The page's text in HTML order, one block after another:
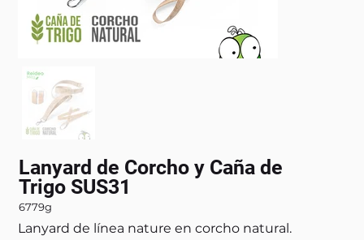
Lanyard de Corcho y Caña de
Trigo SUS31
6779g
Lanyard de línea nature en corcho natural.